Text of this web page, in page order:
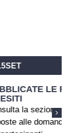
AI PRIMI
per trovare le
frequenti